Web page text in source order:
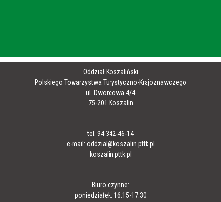
Oddział Koszaliński
Polskiego Towarzystwa Turystyczno-Krajoznawczego
ul. Dworcowa 4/4
75-201 Koszalin
tel. 94 342-46-14
e-mail: oddzial@koszalin.pttk.pl
koszalin.pttk.pl
Biuro czynne:
poniedziałek: 16.15-17.30